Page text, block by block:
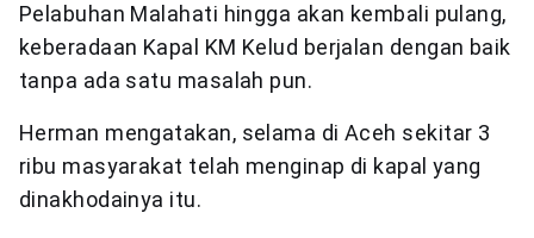
Pelabuhan Malahati hingga akan kembali pulang,
keberadaan Kapal KM Kelud berjalan dengan baik
tanpa ada satu masalah pun.
Herman mengatakan, selama di Aceh sekitar 3
ribu masyarakat telah menginap di kapal yang
dinakhodainya itu.